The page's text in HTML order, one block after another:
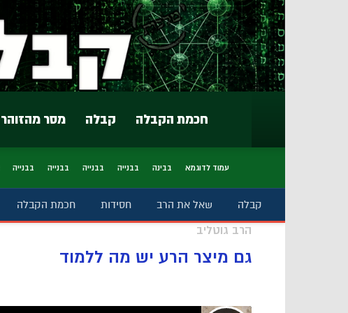
מסר מהזוהר קבלה חכמת הקבלה
עמוד לדוגמא בבינה בבנייה בבנייה בבנייה בבנייה
קבלה שאל את הרב חסידות חכמת הקבלה
הרב גוטליב
גם מיצר הרע יש מה ללמוד